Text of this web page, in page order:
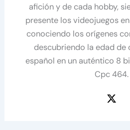
afición y de cada hobby,
presente los videojuegos
conociendo los orígenes
descubriendo la edad
español en un auténtico 8
Cpc 464.